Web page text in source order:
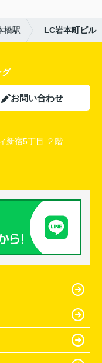
橋駅 LC岩本町ビル
お問い合わせ
新宿5丁目 ２階